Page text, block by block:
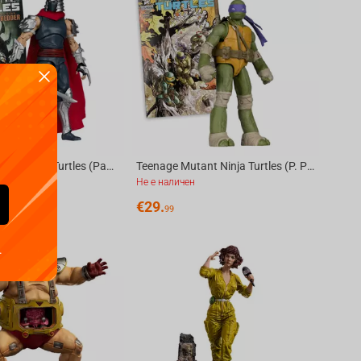
Teenage Mutant Ninja Turtles (Page Punchers) Shredder 5in Action Figure with Comic Mc... Teenage Mutant Ninja Turtles (P. Punchers) Donatello 5in Action Figure with Comic McF...
Не е наличен
€29.99